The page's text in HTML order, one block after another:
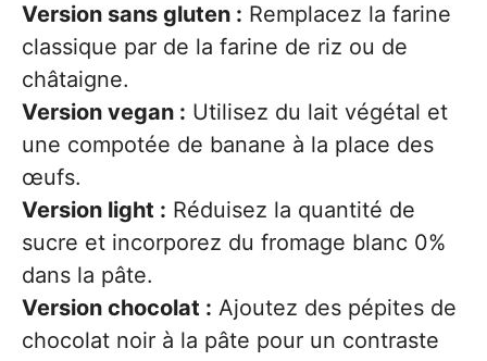
Version sans gluten : Remplacez la farine
classique par de la farine de riz ou de
châtaigne.
Version vegan : Utilisez du lait végétal et
une compotée de banane à la place des
œufs.
Version light : Réduisez la quantité de
sucre et incorporez du fromage blanc 0%
dans la pâte.
Version chocolat : Ajoutez des pépites de
chocolat noir à la pâte pour un contraste